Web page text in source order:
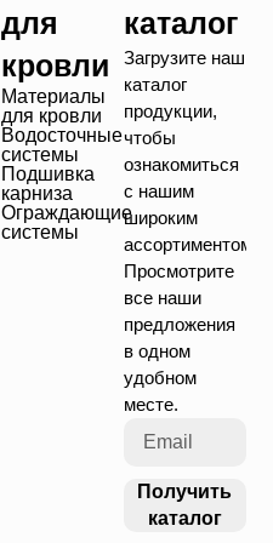
для
кровли
Материалы
для кровли
Водосточные
системы
Подшивка
карниза
Ограждающие
системы
каталог
Загрузите наш
каталог
продукции,
чтобы
ознакомиться
с нашим
широким
ассортиментом!
Просмотрите
все наши
предложения
в одном
удобном
месте.
Получить
каталог